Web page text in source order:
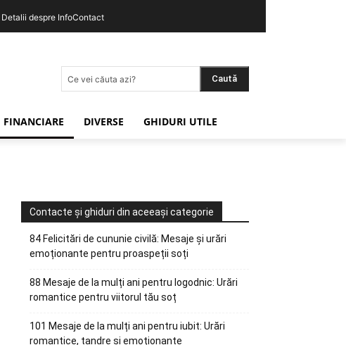
Detalii despre InfoContact
Ce vei căuta azi? Caută
FINANCIARE DIVERSE GHIDURI UTILE
Contacte și ghiduri din aceeași categorie
84 Felicitări de cununie civilă: Mesaje și urări
emoționante pentru proaspeții soți
88 Mesaje de la mulți ani pentru logodnic: Urări
romantice pentru viitorul tău soț
101 Mesaje de la mulți ani pentru iubit: Urări
romantice, tandre și emoționante